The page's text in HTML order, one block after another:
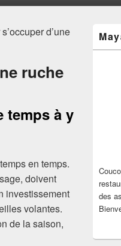
d’une
ruche
temps à y
en temps.
doivent
investissement
volantes.
de la saison,
de
des